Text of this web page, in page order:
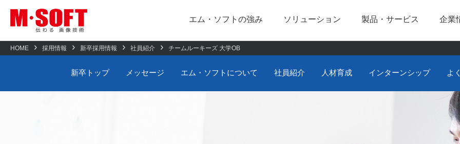
エム・ソフトの強み ソリューション
建設業界向け 医療業界向け
製品・サービス 企業
HOME 採用情報 新卒採用情報 社員紹介 チームルーキーズ 大学OB
新卒トップ メッセージ エム・ソフトについて 社員紹介 人材育成 インターンシップ よ